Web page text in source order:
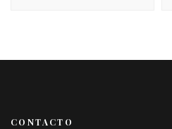
CONTACTO